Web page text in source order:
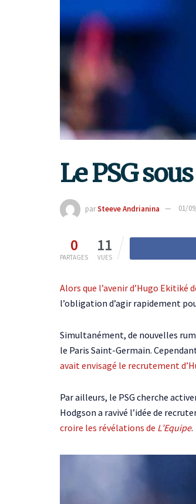
Le PSG
parSteeve Andrianina 01/
0
PARTAGES
11
VUES
Alors que l’avenir d’Hugo
l’obligation d’agir rapidement
Simultanément, de nouvelles
le Paris Saint-Germain.
avait envisagé le recrutement
Par ailleurs, le PSG cherche
Hodgson a ravivé l’idée de
croire les révélations de L’Equipe.